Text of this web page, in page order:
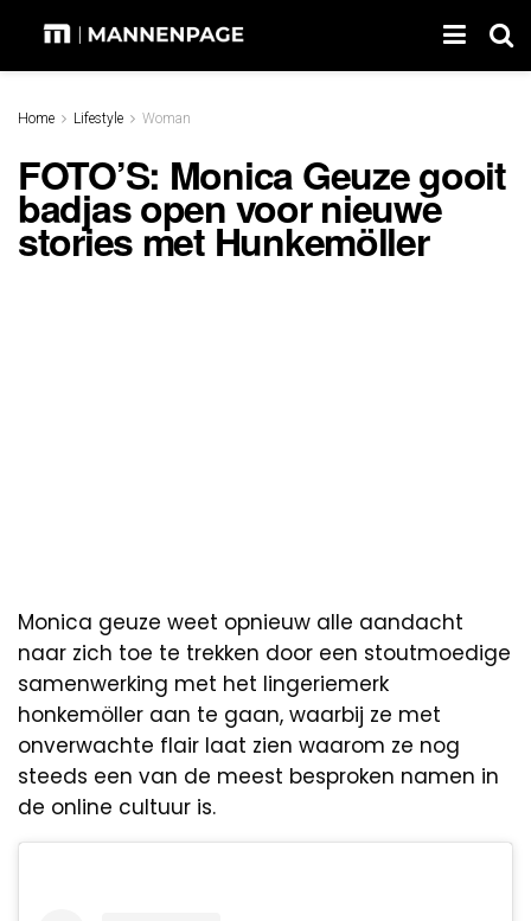
Home Lifestyle Woman
FOTO’S: Monica Geuze gooit
badjas open voor nieuwe
stories met Hunkemöller
Monica geuze weet opnieuw alle aandacht
naar zich toe te trekken door een stoutmoedige
samenwerking met het lingeriemerk
honkemöller aan te gaan, waarbij ze met
onverwachte flair laat zien waarom ze nog
steeds een van de meest besproken namen in
de online cultuur is.